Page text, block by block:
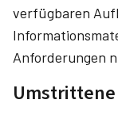
verfügbaren
Anforderungen